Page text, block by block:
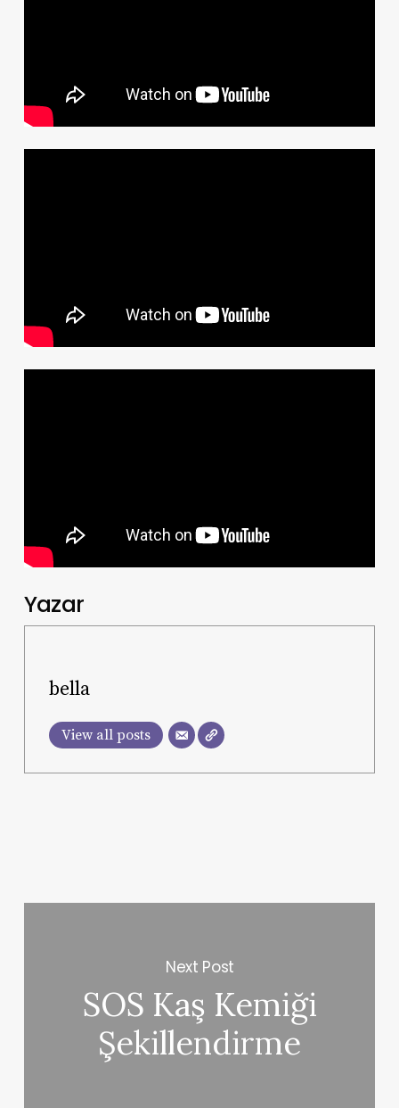
Yazar
bella
View all posts
Next Post
SOS Kaş Kemiği
Şekillendirme